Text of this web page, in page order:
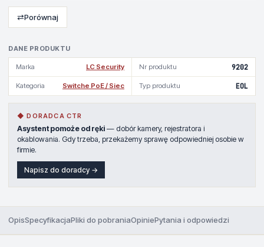
DANE PRODUKTU
Marka LC Security Nr produktu 9202
Kategoria Switche PoE / Siec Typ produktu EOL
◆ DORADCA CTR
Asystent pomoże od ręki — dobór kamery, rejestratora i
okablowania. Gdy trzeba, przekażemy sprawę odpowiedniej osobie w
firmie.
Napisz do doradcy →
⇄Porównaj
OpisSpecyfikacjaPliki do pobraniaOpiniePytania i odpowiedzi